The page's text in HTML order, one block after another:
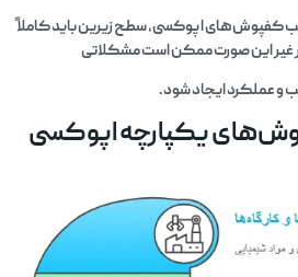
کفپوش‌های اپوکسی، سطح زیرین باید کاملاً
غیر این صورت ممکن است مشکلاتی
و عملکرد ایجاد شود.
یکپارچه اپوکسی